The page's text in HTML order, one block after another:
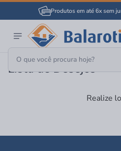
Produtos em até 6x sem
Lista de Desejos
Realize